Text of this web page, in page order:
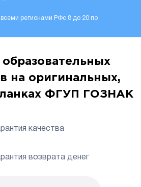
всеми регионами РФс 8 до 20 по
на оригинальных,
ФГУП ГОЗНАК
качества
возврата денег